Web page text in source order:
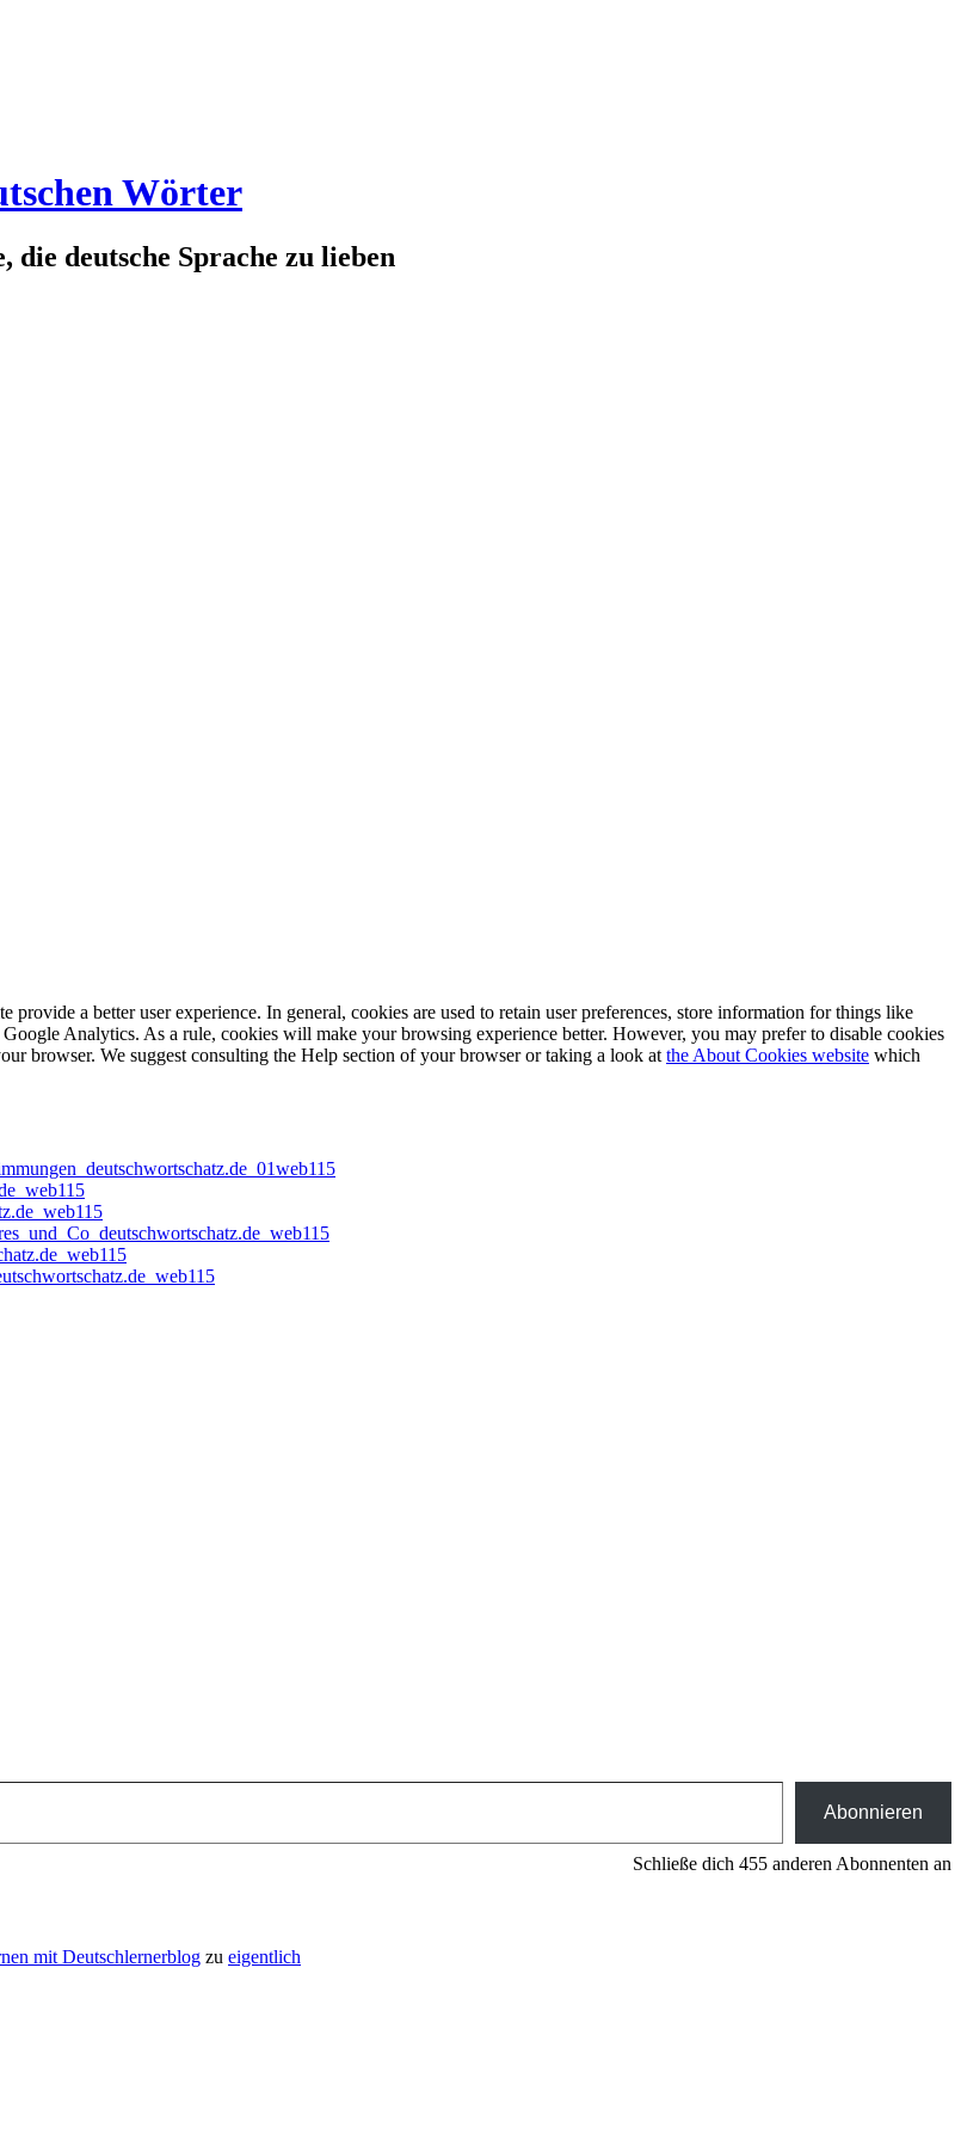
Wörter
die deutsche Sprache zu lieben
a better user experience. In general, cookies are used to retain user preferences, store information for things like
Analytics. As a rule, cookies will make your browsing experience better. However, you may prefer to disable cookies
browser. We suggest consulting the Help section of your browser or taking a look at the About Cookies website which
Abonnieren
Schließe dich 455 anderen Abonnenten an
mit Deutschlernerblog zu eigentlich